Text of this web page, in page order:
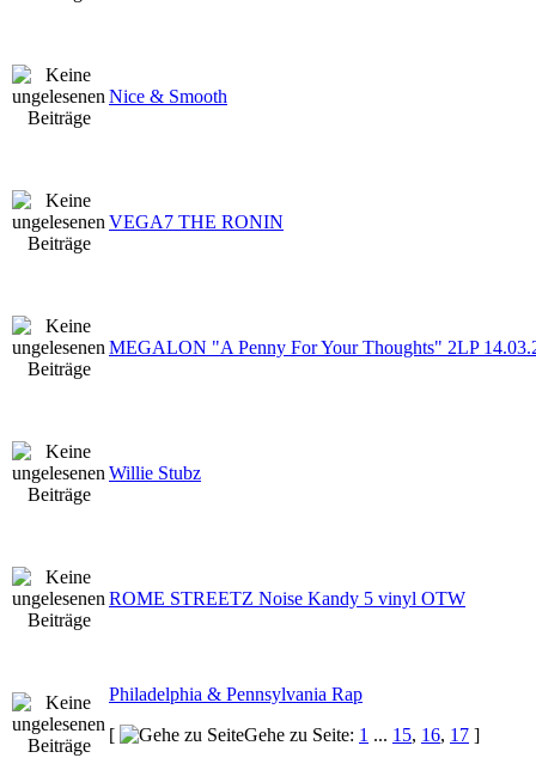
Nice & Smooth
VEGA7 THE RONIN
MEGALON "A Penny For Your Thoughts" 2LP
Willie Stubz
ROME STREETZ Noise Kandy 5 vinyl OTW
Philadelphia & Pennsylvania Rap
[
Gehe zu Seite: 1 ... 15, 16, 17 ]